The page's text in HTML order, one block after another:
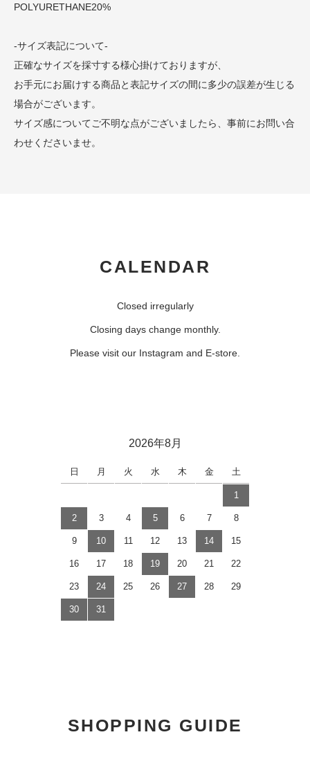
POLYURETHANE20%
-サイズ表記について-
正確なサイズを採寸する様心掛けておりますが、
お手元にお届けする商品と表記サイズの間に多少の誤差が生じる
場合がございます。
サイズ感についてご不明な点がございましたら、事前にお問い合
わせくださいませ。
CALENDAR
Closed irregularly
Closing days change monthly.
Please visit our Instagram and E-store.
2026年8月
日 月 火 水 木 金 土
1
2 3 4 5 6 7 8
9 10 11 12 13 14 15
16 17 18 19 20 21 22
23 24 25 26 27 28 29
30 31
SHOPPING GUIDE